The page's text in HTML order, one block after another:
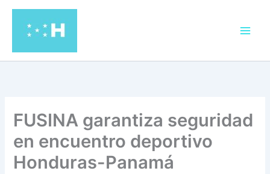
contenido
FUSINA garantiza seguridad
en encuentro deportivo
Honduras-Panamá